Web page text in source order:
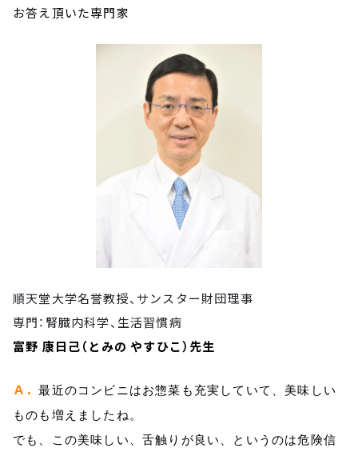
お答え頂いた専門家
順天堂大学名誉教授、サンスター財団理事
専門：腎臓内科学、生活習慣病
富野 康日己（とみの やすひこ）先生
Ａ．最近のコンビニはお惣菜も充実していて、美味しい
ものも増えましたね。
でも、この美味しい、舌触りが良い、というのは危険信